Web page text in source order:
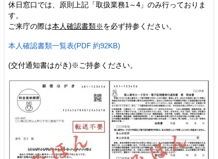
休日窓口では、原則上記「取扱業務1～4」のみ行っておりま
す。
ご来庁の際は本人確認書類※ を必ず持参ください。
本人確認書類一覧表(PDF 約92KB)
(交付通知書はがき)※ご持参ください。